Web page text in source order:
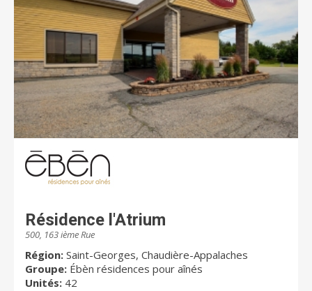
Résidence l'Atrium
500, 163 ième Rue
Région: Saint-Georges, Chaudière-Appalaches
Groupe: Ébèn résidences pour aînés
Unités: 42